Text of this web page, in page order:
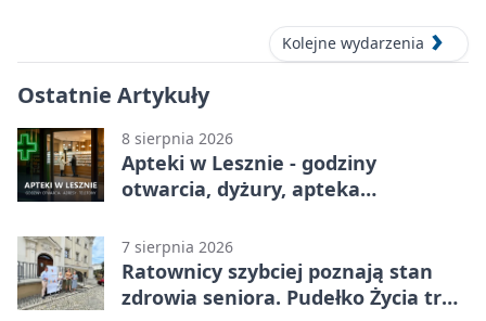
Kolejne wydarzenia
Ostatnie Artykuły
8 sierpnia 2026
Apteki w Lesznie - godziny
otwarcia, dyżury, apteka
7 sierpnia 2026
Ratownicy szybciej poznają stan
zdrowia seniora. Pudełko Życia trafi